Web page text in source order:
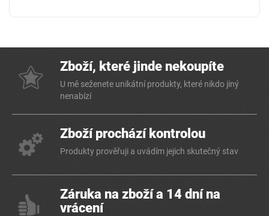
Zboží, které jinde nekoupíte
U mě seženete unikátní produkty, které nikdo jiný
nenabízí
Zboží prochází kontrolou
Produkty prověřuji a uvádím jejich skutečný stav
Záruka na zboží a 14 dní na
vrácení